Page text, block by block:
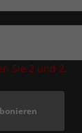
Sie 2 und 2.